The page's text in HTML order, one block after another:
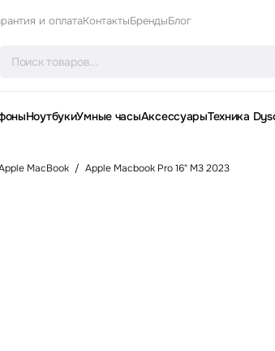
и оплатаКонтактыБрендыБлог
НоутбукиУмные часыАксессуарыТехника
MacBook / Apple Macbook Pro 16" M3 2023